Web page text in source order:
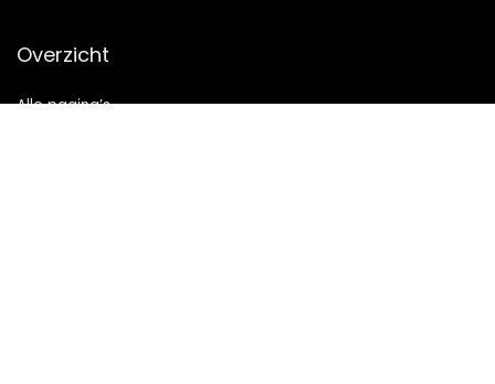
Overzicht
Alle pagina’s